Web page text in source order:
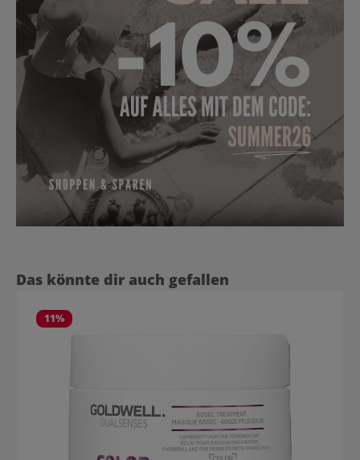
Produktgalerie überspringen
Das könnte dir auch gefallen
11%